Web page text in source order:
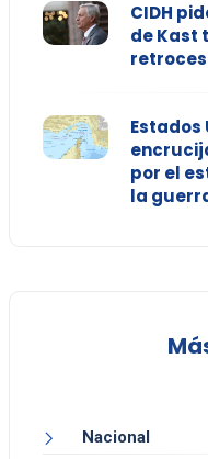
CIDH
de Kast
Estados
por el
la
Nacional